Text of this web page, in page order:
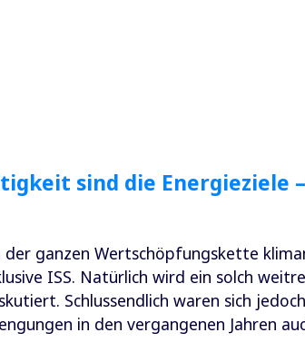
sind die Energieziele
ganzen Wertschöpfungskette
ISS. Natürlich wird ein solch
Schlussendlich waren sich
in den vergangenen Jahren